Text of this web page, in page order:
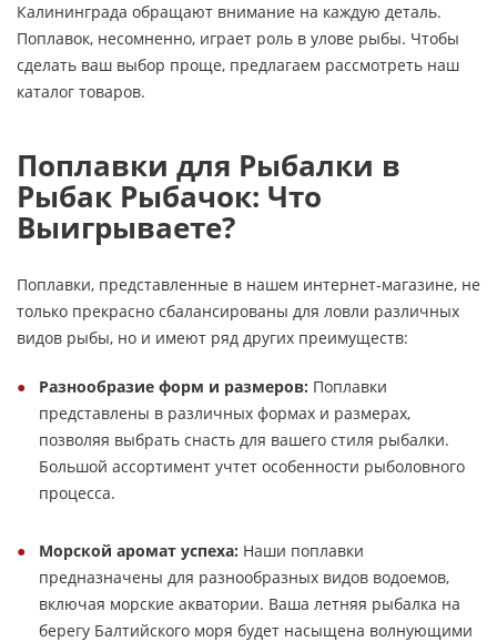
Калининграда обращают внимание на каждую деталь.
Поплавок, несомненно, играет роль в улове рыбы. Чтобы
сделать ваш выбор проще, предлагаем рассмотреть наш
каталог товаров.
Поплавки для Рыбалки в
Рыбак Рыбачок: Что
Выигрываете?
Поплавки, представленные в нашем интернет-магазине, не
только прекрасно сбалансированы для ловли различных
видов рыбы, но и имеют ряд других преимуществ:
Разнообразие форм и размеров: Поплавки
представлены в различных формах и размерах,
позволяя выбрать снасть для вашего стиля рыбалки.
Большой ассортимент учтет особенности рыболовного
процесса.
Морской аромат успеха: Наши поплавки
предназначены для разнообразных видов водоемов,
включая морские акватории. Ваша летняя рыбалка на
берегу Балтийского моря будет насыщена волнующими